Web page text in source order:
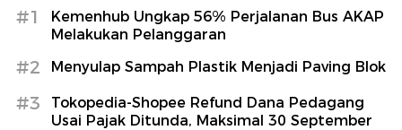
#1
Kemenhub Ungkap 56% Perjalanan Bus AKAP
Melakukan Pelanggaran
#2 Menyulap Sampah Plastik Menjadi Paving Blok
#3
Tokopedia-Shopee Refund Dana Pedagang
Usai Pajak Ditunda, Maksimal 30 September